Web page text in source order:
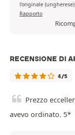
l'originale (ungherese)
Rapporto
RECENSIONE DI
4/5
Prezzo
avevo ordinato. 5*